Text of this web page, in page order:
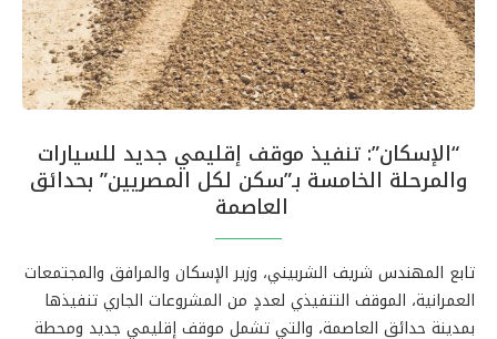
“الإسكان”: تنفيذ موقف إقليمي جديد للسيارات
والمرحلة الخامسة بـ”سكن لكل المصريين” بحدائق
العاصمة
تابع المهندس شريف الشربيني، وزير الإسكان والمرافق والمجتمعات
العمرانية، الموقف التنفيذي لعددٍ من المشروعات الجاري تنفيذها
بمدينة حدائق العاصمة، والتي تشمل موقف إقليمي جديد ومحطة